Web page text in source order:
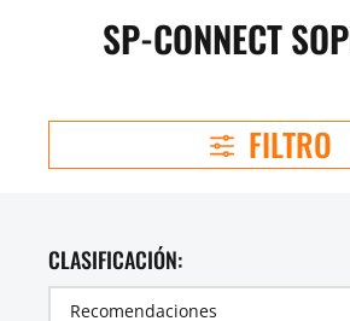
SP-CONNECT
FILTRO
CLASIFICACIÓN: